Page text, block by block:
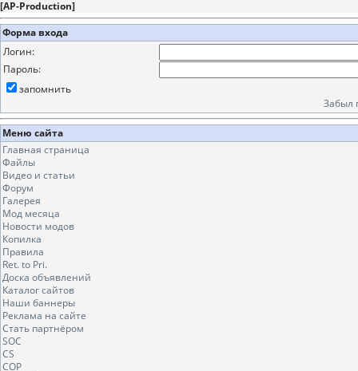
[AP-Production]
Форма входа
Логин:
Пароль:
запомнить
Забыл
Меню сайта
Главная страница
Файлы
Видео и статьи
Форум
Галерея
Мод месяца
Новости модов
Копилка
Правила
Ret. to Pri.
Доска объявлений
Каталог сайтов
Наши баннеры
Реклама на сайте
Стать партнёром
SOC
CS
COP